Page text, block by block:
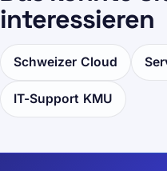
interessieren
Schweizer Cloud
IT-Support KMU